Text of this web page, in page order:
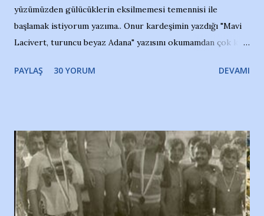
yüzümüzden gülücüklerin eksilmemesi temennisi ile
başlamak istiyorum yazıma.. Onur kardeşimin yazdığı "Mavi
Lacivert, turuncu beyaz Adana" yazısını okumamdan çok kısa
irkildim.. "Bursasporlu taraftarlar, İstanbul takımlarının
ve ürünlerini Bursa şehrinde görmek istemediklerini bir
protesto eylemiyle açıkladıklarını bildiriyordu.. Bu grup
adına açıklama yapan şahsı muhterem(!) ''Açık ve net olarak
söylüyoruz. Bu son uyarımızdır. Bunun yanısıra, bu takımlara
ait tanıtıcı ilanların asılmasına izin veren Bursa Büyükşehir
PAYLAŞ 30 YORUM DEVAMI